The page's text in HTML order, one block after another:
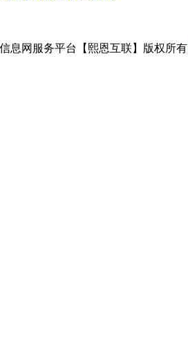
息网服务平台【熙恩互联】版权所有